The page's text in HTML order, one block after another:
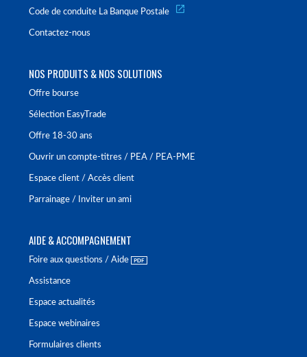
Code de conduite La Banque Postale
Contactez-nous
NOS PRODUITS & NOS SOLUTIONS
Offre bourse
Sélection EasyTrade
Offre 18-30 ans
Ouvrir un compte-titres / PEA / PEA-PME
Espace client / Accès client
Parrainage / Inviter un ami
AIDE & ACCOMPAGNEMENT
Foire aux questions / Aide
Assistance
Espace actualités
Espace webinaires
Formulaires clients